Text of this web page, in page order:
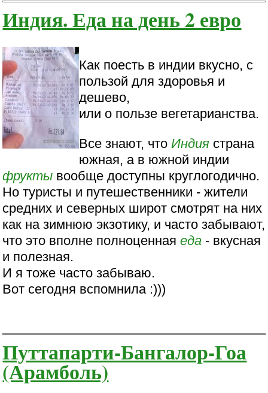
Индия. Еда на день 2 евро
Как поесть в индии вкусно, с
пользой для здоровья и
дешево,
или о пользе вегетарианства.
Все знают, что Индия страна
южная, а в южной индии
фрукты вообще доступны круглогодично.
Но туристы и путешественники - жители
средних и северных широт смотрят на них
как на зимнюю экзотику, и часто забывают,
что это вполне полноценнаяеда - вкусная
и полезная.
И я тоже часто забываю.
Вот сегодня вспомнила :)))
Путтапарти-Бангалор-Гоа
(Арамболь)